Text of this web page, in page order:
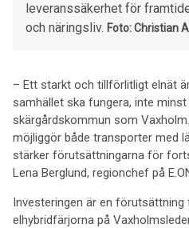
leveranssäkerhet för
och näringsliv. Foto: Christian
– Ett starkt och tillförlitligt elnät
samhället ska fungera, inte minst
skärgårdskommun som
möjliggör både transporter med
stärker förutsättningarna för
Lena Berglund, regionchef på
Investeringen är en
elhybridfärjorna på